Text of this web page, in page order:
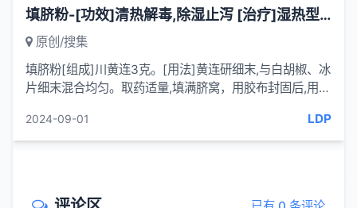
填脐粉-[功效]清热解毒,除湿止泻 [治疗]湿热型泄泻-一味妙方
原创/搜集
填脐粉[组成]川黄连3克。[用法]黄连研细末,与白胡椒、冰
片细末混合均匀。取药适量,填满脐窝，用胶布封固后,用手
疗程。[功...
2024-09-01 LDP